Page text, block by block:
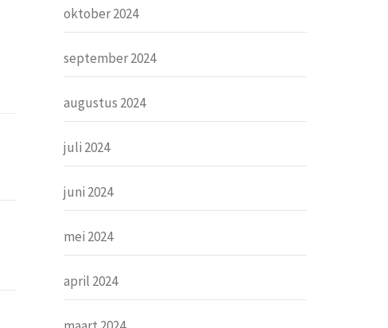
oktober 2024
september 2024
augustus 2024
juli 2024
juni 2024
mei 2024
april 2024